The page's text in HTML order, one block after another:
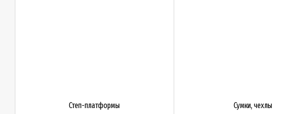
Степ-платформы Сумки, чехлы